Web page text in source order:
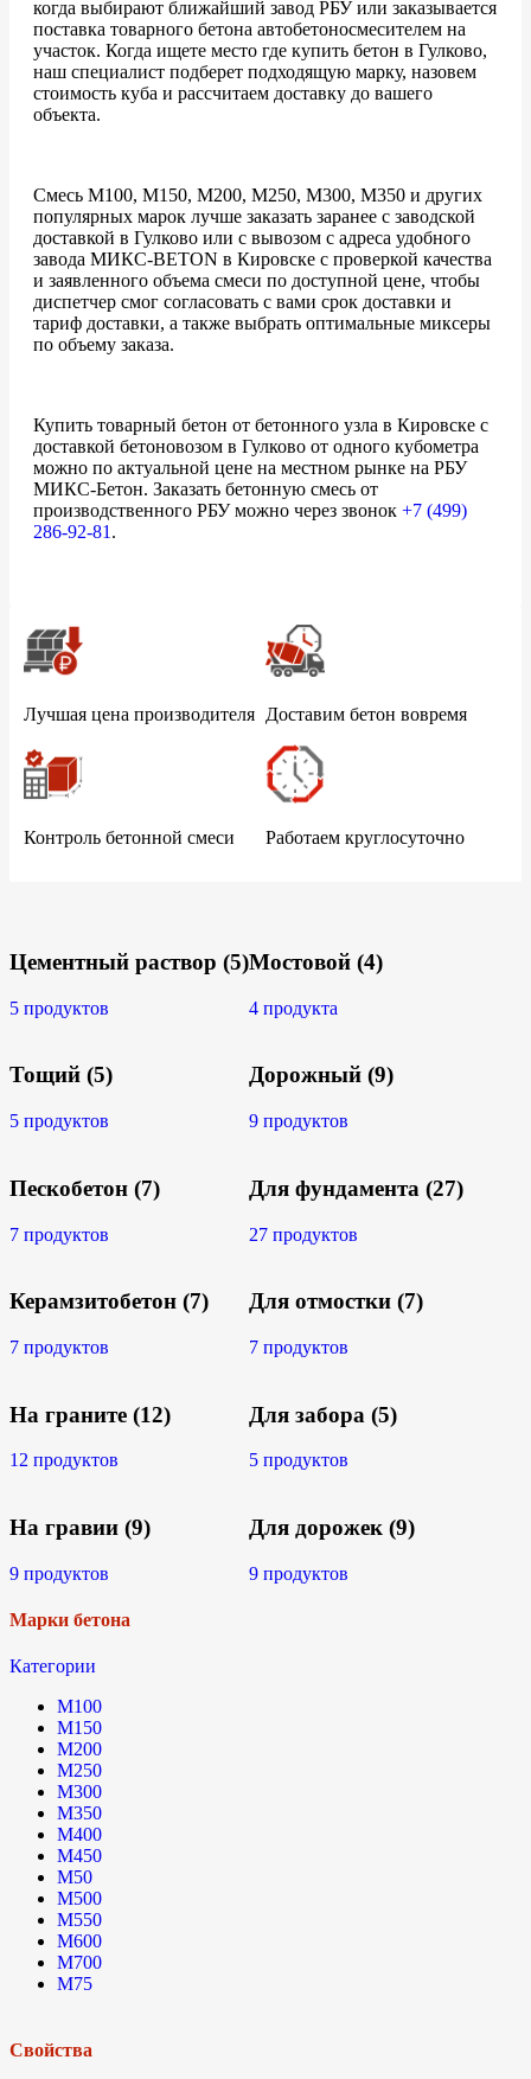
когда выбирают ближайший завод РБУ или заказывается
поставка товарного бетона автобетоносмесителем на
участок. Когда ищете место где купить бетон в Гулково,
наш специалист подберет подходящую марку, назовем
стоимость куба и рассчитаем доставку до вашего
объекта.
Смесь М100, М150, М200, М250, М300, М350 и других
популярных марок лучше заказать заранее с заводской
доставкой в Гулково или с вывозом с адреса удобного
завода МИКС-BETON в Кировске с проверкой качества
и заявленного объема смеси по доступной цене, чтобы
диспетчер смог согласовать с вами срок доставки и
тариф доставки, а также выбрать оптимальные миксеры
по объему заказа.
Купить товарный бетон от бетонного узла в Кировске с
доставкой бетоновозом в Гулково от одного кубометра
можно по актуальной цене на местном рынке на РБУ
МИКС-Бетон. Заказать бетонную смесь от
производственного РБУ можно через звонок +7 (499)
286-92-81 .
Лучшая цена производителя Доставим бетон вовремя
Контроль бетонной смеси Работаем круглосуточно
Цементный раствор (5)
5 продуктов
Тощий (5)
5 продуктов
Пескобетон (7)
7 продуктов
Керамзитобетон (7)
7 продуктов
На граните (12)
12 продуктов
На гравии (9)
9 продуктов
Мостовой (4)
4 продукта
Дорожный (9)
9 продуктов
Для фундамента (27)
27 продуктов
Для отмостки (7)
7 продуктов
Для забора (5)
5 продуктов
Для дорожек (9)
9 продуктов
Марки бетона
Категории
М100
М150
М200
М250
М300
М350
М400
М450
М50
М500
М550
М600
М700
М75
Свойства